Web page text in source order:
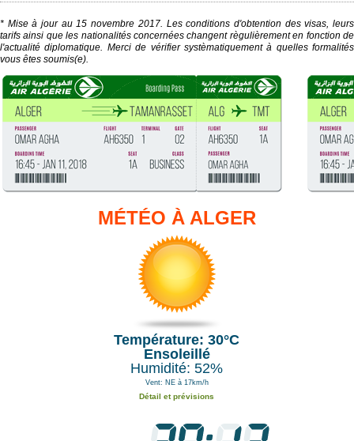
* Mise à jour au 15 novembre 2017. Les conditions d'obtention des visas, leurs
tarifs ainsi que les nationalités concernées changent règulièrement en fonction de
l'actualité diplomatique. Merci de vérifier systèmatiquement à quelles formalités
vous êtes soumis(e).
MÉTÉO À ALGER
Température: 30°C
Ensoleillé
Humidité: 52%
Vent: NE à 17km/h
Détail et prévisions